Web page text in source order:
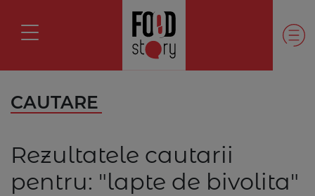
CAUTARE
Rezultatele cautarii
pentru: "lapte de bivolita"